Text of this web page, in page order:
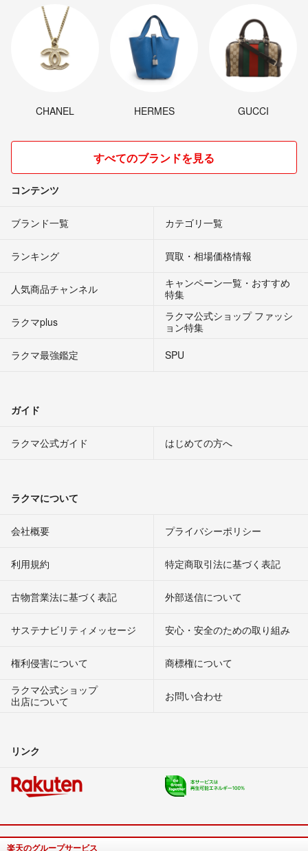
CHANEL HERMES GUCCI
すべてのブランドを見る
コンテンツ
ブランド一覧 カテゴリ一覧
ランキング 買取・相場価格情報
人気商品チャンネル
キャンペーン一覧・おすすめ
特集
ラクマplus
ラクマ公式ショップ ファッシ
ョン特集
ラクマ最強鑑定
SPU
ガイド
ラクマ公式ガイド はじめての方へ
ラクマについて
会社概要 プライバシーポリシー
利用規約 特定商取引法に基づく表記
古物営業法に基づく表記 外部送信について
サステナビリティメッセージ 安心・安全のための取り組み
権利侵害について
商標権について
ラクマ公式ショップ
出店について
お問い合わせ
リンク
楽天のグループサービス